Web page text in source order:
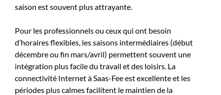
saison est souvent plus attrayante.
Pour les professionnels ou ceux qui ont besoin
d’horaires flexibles, les saisons intermédiaires (début
décembre ou fin mars/avril) permettent souvent une
intégration plus facile du travail et des loisirs. La
connectivité Internet à Saas-Fee est excellente et les
périodes plus calmes facilitent le maintien de la